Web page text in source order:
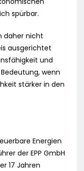
spürbar.
daher nicht
ausgerichtet
und
wenn
stärker in den
Energien
der EPP GmbH
17 Jahren